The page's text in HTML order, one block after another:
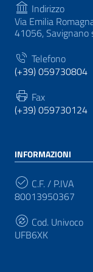
Indirizzo
Via Emilia
41056, Savignano
Telefono
(+39) 059730804
Fax
(+39) 059730124
INFORMAZIONI
C.F. / P.IVA
80013950367
Cod. Univoco
UFB6XK